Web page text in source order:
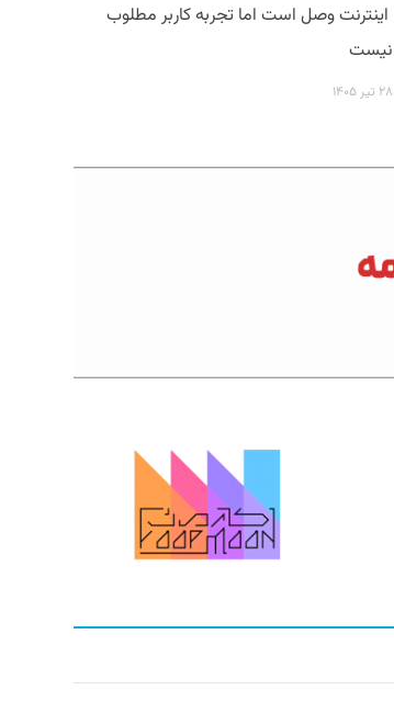
اینترنت وصل است اما تجربه کاربر مطلوب
نیست
۲۸ تیر ۱۴۰۵